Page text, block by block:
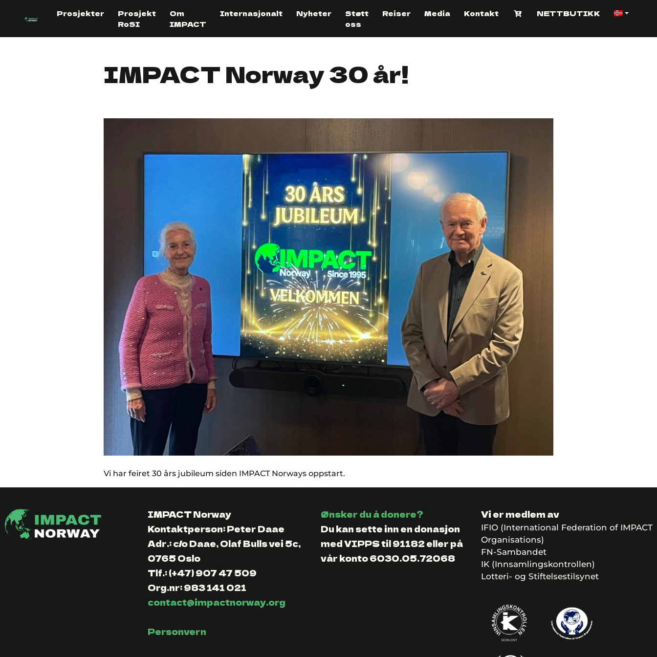
Prosjekter
Prosjekt
RoSI
Om
IMPACT
Internasjonalt Nyheter
Støtt
oss
Reiser Media Kontakt NETTBUTIKK
IMPACT Norway 30 år!
Vi har feiret 30 års jubileum siden IMPACT Norways oppstart.
IMPACT Norway
Kontaktperson: Peter Daae
Adr.: c/o Daae, Olaf Bulls vei 5c,
0765 Oslo
Tlf.: (+47) 907 47 509
Org.nr: 983 141 021
contact@impactnorway.org
Personvern
Ønsker du å donere?
Du kan sette inn en donasjon
med VIPPS til 91182 eller på
vår konto 6030.05.72068
Vi er medlem av
IFIO (International Federation of IMPACT
Organisations)
FN-Sambandet
IK (Innsamlingskontrollen)
Lotteri- og Stiftelsestilsynet